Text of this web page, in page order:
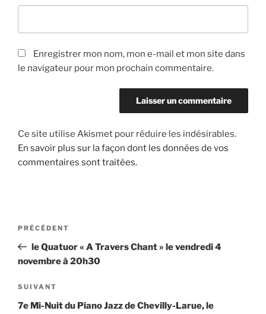
Enregistrer mon nom, mon e-mail et mon site dans
le navigateur pour mon prochain commentaire.
Ce site utilise Akismet pour réduire les indésirables.
En savoir plus sur la façon dont les données de vos
commentaires sont traitées.
Navigation
l’article
Article
précédent
PRÉCÉDENT
le Quatuor « A Travers Chant » le vendredi 4
novembre à 20h30
Article
suivant
SUIVANT
7e Mi-Nuit du Piano Jazz de Chevilly-Larue, le